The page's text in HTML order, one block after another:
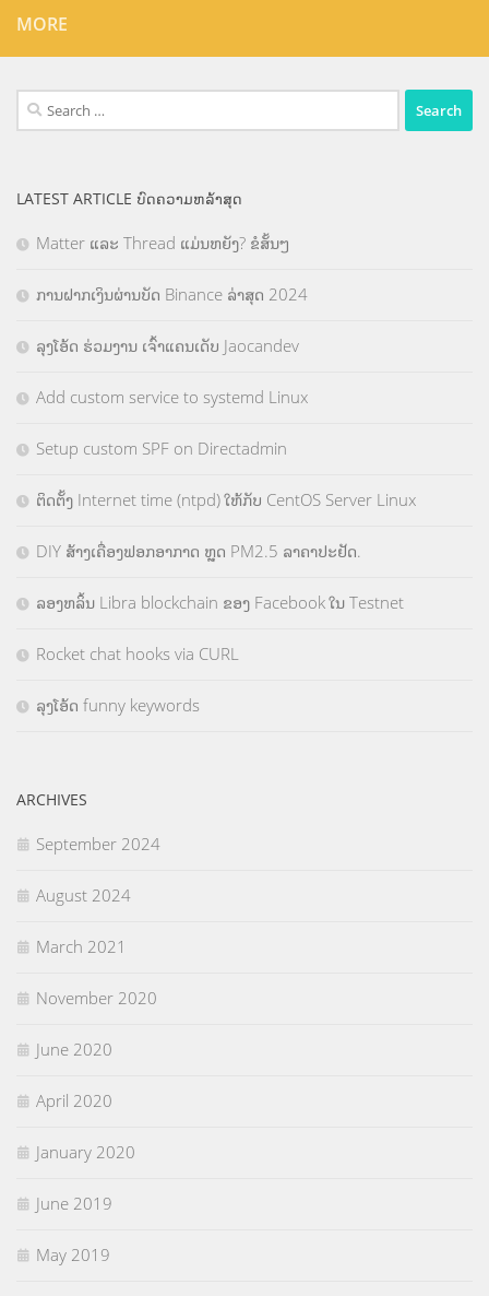
MORE
Search
for:
LATEST ARTICLE ບົດຄວາມຫລ້າສຸດ
Matter ແລະ Thread ແມ່ນຫຍັງ? ຂໍສັ້ນໆ
ການຝາກເງິນຜ່ານບັດ Binance ລ່າສຸດ 2024
ລຸງໂອ້ດ ຮ່ວມງານ ເຈົ້າແຄນເດັບ Jaocandev
Add custom service to systemd Linux
Setup custom SPF on Directadmin
ຕິດຕັ້ງ Internet time (ntpd) ໃຫ້ກັບ CentOS Server Linux
DIY ສ້າງເຄື່ອງຟອກອາກາດ ຫຼຸດ PM2.5 ລາຄາປະຢັດ.
ລອງຫລິ້ນ Libra blockchain ຂອງ Facebook ໃນ Testnet
Rocket chat hooks via CURL
ລຸງໂອ້ດ funny keywords
ARCHIVES
September 2024
August 2024
March 2021
November 2020
June 2020
April 2020
January 2020
June 2019
May 2019